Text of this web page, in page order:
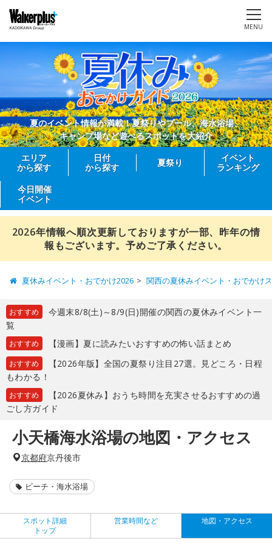
MENU
夏のイベント情報が満載！夏祭りやプール、海水浴場、
キャンプ場など遊べるスポットを大紹介
エリア
から探す
日付
から探す
夏祭り
イベント
ランキング
今日開催
イベント
2026年情報へ順次更新しておりますが一部、昨年の情
報もございます。予めご了承ください。
夏休みイベント・おでかけ2026 関西の夏休みイベント・おでかけ
おすすめ
今週末8/8(土)～8/9(日)開催の関西の夏休みイベント一
覧
おすすめ 【漫画】夏に読みたいおすすめの怖い話まとめ
おすすめ
【2026年版】全国の夏祭り注目27選。見どころ・日程
もわかる！
おすすめ
【2026夏休み】おうち時間を充実させるおすすめの過
ごし方ガイド
小天橋海水浴場の地図・アクセス
京都府京丹後市
ビーチ・海水浴場
スポット詳細
トップ
営業時間など 地図・アクセス